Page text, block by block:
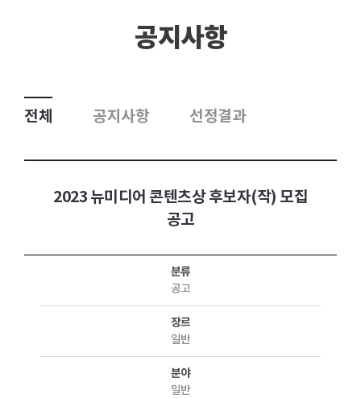
공지사항
전체 공지사항 선정결과
2023 뉴미디어 콘텐츠상 후보자(작) 모집
공고
분류
공고
장르
일반
분야
일반